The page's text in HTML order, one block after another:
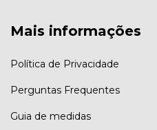
Mais informações
Política de Privacidade
Perguntas Frequentes
Guia de medidas